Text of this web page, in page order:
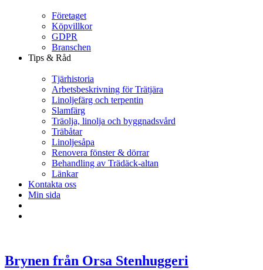
Företaget
Köpvillkor
GDPR
Branschen
Tips & Råd
Tjärhistoria
Arbetsbeskrivning för Trätjära
Linoljefärg och terpentin
Slamfärg
Träolja, linolja och byggnadsvård
Träbåtar
Linoljesåpa
Renovera fönster & dörrar
Behandling av Trädäck-altan
Länkar
Kontakta oss
Min sida
Brynen från Orsa Stenhuggeri